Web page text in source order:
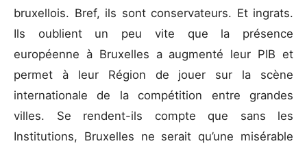
bruxellois. Bref, ils sont conservateurs. Et ingrats.
Ils oublient un peu vite que la présence
européenne à Bruxelles a augmenté leur PIB et
permet à leur Région de jouer sur la scène
internationale de la compétition entre grandes
villes. Se rendent-ils compte que sans les
Institutions, Bruxelles ne serait qu’une misérable